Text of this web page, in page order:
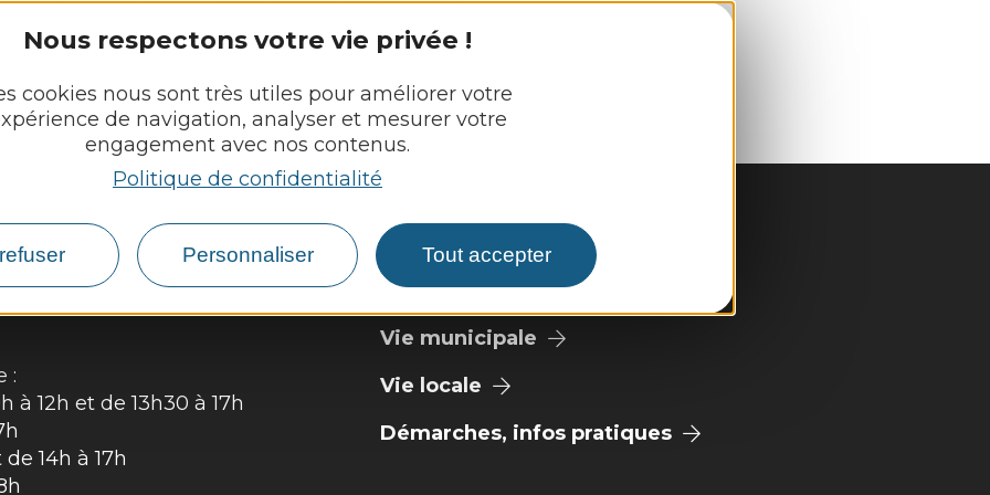
Nous respectons votre vie privée !
cookies nous sont très utiles pour améliorer votre
de navigation, analyser et mesurer votre
engagement avec nos contenus.
Politique de confidentialité
Personnaliser Tout accepter
Porte médiévale Cénac
:
12h et de 13h30 à 17h
14h à 17h
Découvrir
Vie municipale
Vie locale
Démarches, infos pratiques